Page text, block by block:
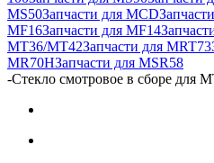
MS50Запчасти для MCD
MF16Запчасти для MF14
MT36/MT42Запчасти для MRT73
MR70HЗапчасти для MSR58
-Стекло смотровое в сборе для